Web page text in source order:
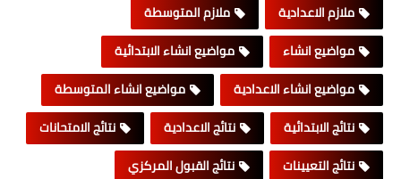
ملازم الاعدادية
ملازم المتوسطة
مواضيع انشاء
مواضيع انشاء الابتدائية
مواضيع انشاء الاعدادية
مواضيع انشاء المتوسطة
نتائج الابتدائية
نتائج الاعدادية
نتائج الامتحانات
نتائج التعيينات
نتائج القبول المركزي